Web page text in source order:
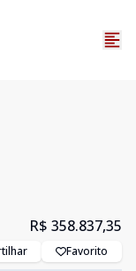
R$ 358.837,35
Favorito